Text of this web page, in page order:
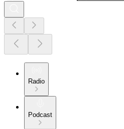
Radio
Podcast